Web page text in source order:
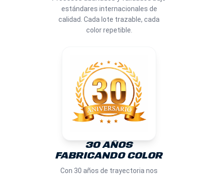
estándares internacionales de
calidad. Cada lote trazable, cada
color repetible.
30 AÑOS
FABRICANDO COLOR
Con 30 años de trayectoria nos